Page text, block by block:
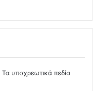
Τα υποχρεωτικά πεδία